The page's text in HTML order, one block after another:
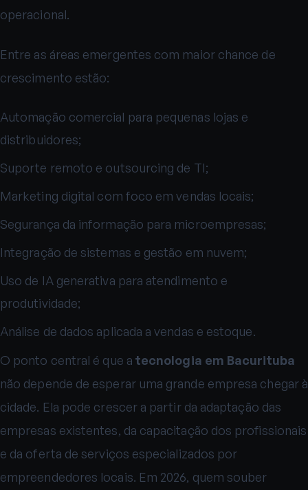
operacional.
Entre as áreas emergentes com maior chance de
crescimento estão:
Automação comercial para pequenas lojas e
distribuidores;
Suporte remoto e outsourcing de TI;
Marketing digital com foco em vendas locais;
Segurança da informação para microempresas;
Integração de sistemas e gestão em nuvem;
Uso de IA generativa para atendimento e
produtividade;
Análise de dados aplicada a vendas e estoque.
O ponto central é que a tecnologia em Bacurituba
não depende de esperar uma grande empresa chegar à
cidade. Ela pode crescer a partir da adaptação das
empresas existentes, da capacitação dos profissionais
e da oferta de serviços especializados por
empreendedores locais. Em 2026, quem souber